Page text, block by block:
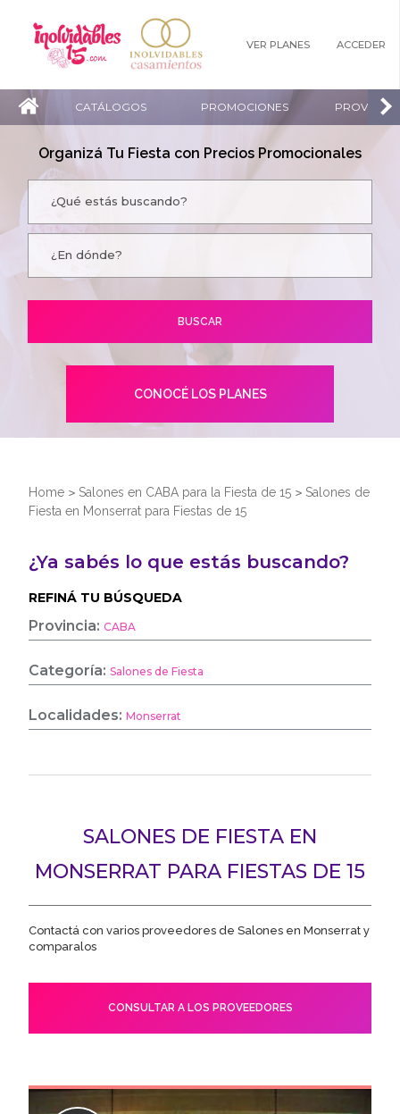
VER PLANES ACCEDER
CATÁLOGOS PROMOCIONES
Organizá Tu Fiesta con Precios Promocionales
CONOCÉ LOS PLANES
Home > Salones en CABA para la Fiesta de 15 > Salones de
Fiesta en Monserrat para Fiestas de 15
¿Ya sabés lo que estás buscando?
REFINÁ TU BÚSQUEDA
Provincia:CABA
Categoría:Salones de Fiesta
Localidades:Monserrat
SALONES DE FIESTA EN
MONSERRAT PARA FIESTAS DE 15
Contactá con varios proveedores de Salones en Monserrat y
comparalos
CONSULTAR A LOS PROVEEDORES